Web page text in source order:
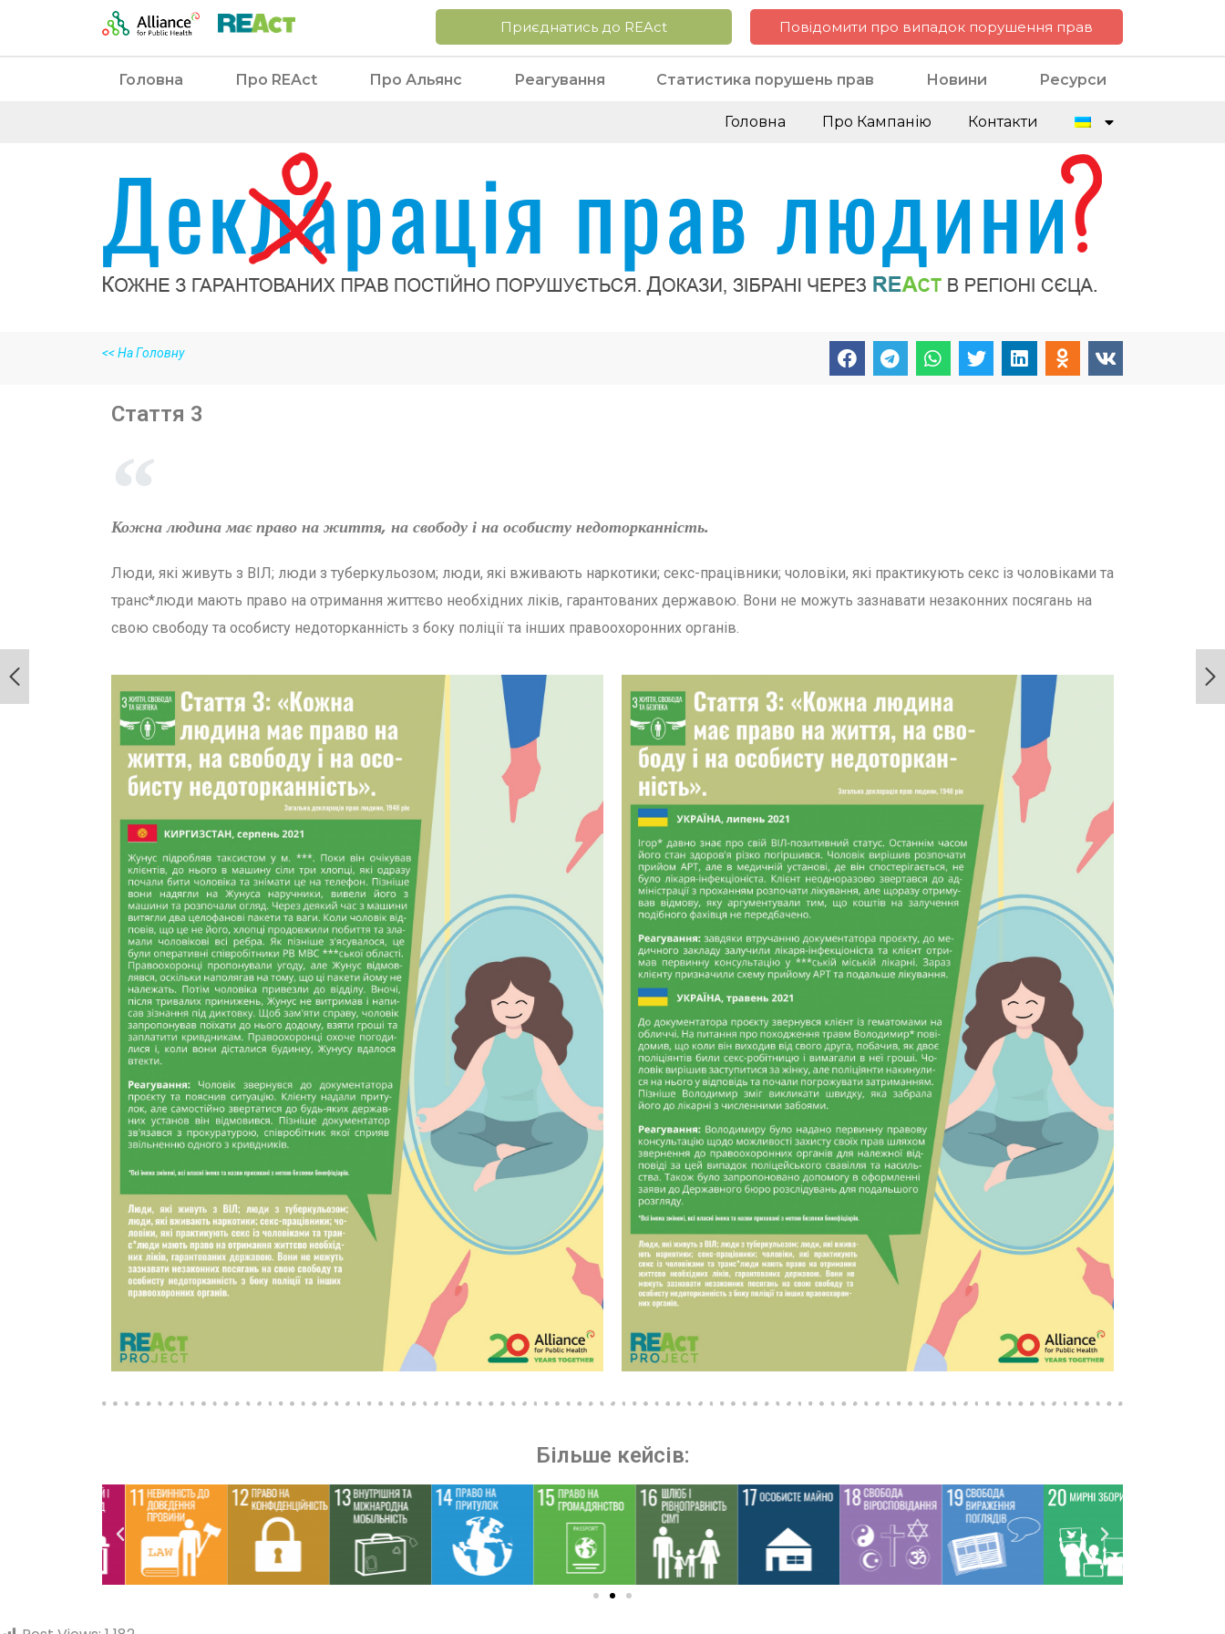
Приєднатись до REAct Повідомити про випадок порушення прав
Головна Про REAct Про Альянс Реагування Статистика порушень прав Новини Ресурси
Головна Про Кампанію Контакти
<<На Головну
Стаття 3
Кожна людина має право на життя, на свободу і на особисту недоторканність.
Люди, які живуть з ВІЛ; люди з туберкульозом; люди, які вживають наркотики; секс-працівники; чоловіки, які практикують секс із чоловіками та
транс*люди мають право на отримання життєво необхідних ліків, гарантованих державою. Вони не можуть зазнавати незаконних посягань на
свою свободу та особисту недоторканність з боку поліції та інших правоохоронних органів.
Більше кейсів: